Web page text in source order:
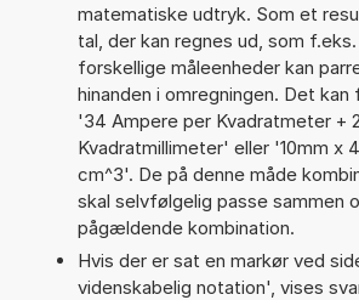
matematiske udtryk. Som et
tal, der kan regnes ud, som
forskellige måleenheder kan
hinanden i omregningen. Det kan
'34 Ampere per Kvadratmeter +
Kvadratmillimeter' eller '10mm x
cm^3'. De på denne måde
skal selvfølgelig passe sammen
pågældende kombination.
Hvis der er sat en markør ved
videnskabelig notation', vises